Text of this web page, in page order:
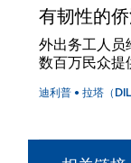
有韧性的
外出务工人
数百万民众
迪利普 • 拉塔（